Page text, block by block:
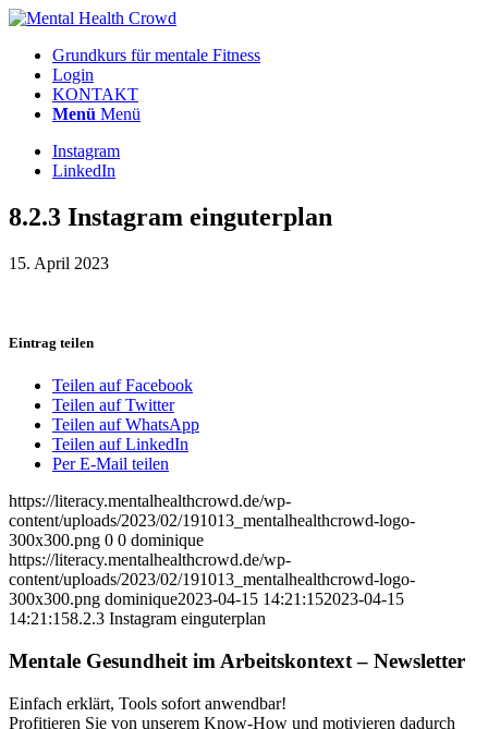
Grundkurs für mentale Fitness
Login
KONTAKT
Menü Menü
Instagram
LinkedIn
8.2.3 Instagram einguterplan
15. April 2023
Eintrag teilen
Teilen auf Facebook
Teilen auf Twitter
Teilen auf WhatsApp
Teilen auf LinkedIn
Per E-Mail teilen
https://literacy.mentalhealthcrowd.de/wp-
content/uploads/2023/02/191013_mentalhealthcrowd-logo-
300x300.png 0 0 dominique
https://literacy.mentalhealthcrowd.de/wp-
content/uploads/2023/02/191013_mentalhealthcrowd-logo-
300x300.png dominique2023-04-15 14:21:152023-04-15
14:21:158.2.3 Instagram einguterplan
Mentale Gesundheit im Arbeitskontext – Newsletter
Einfach erklärt, Tools sofort anwendbar!
Profitieren Sie von unserem Know-How und motivieren dadurch